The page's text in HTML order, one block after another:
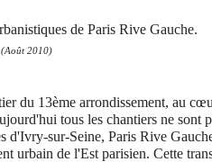
(Août 2010)
du 13ème arrondissement, au
tous les chantiers ne sont
d'Ivry-sur-Seine, Paris Rive
urbain de l'Est parisien. Cette